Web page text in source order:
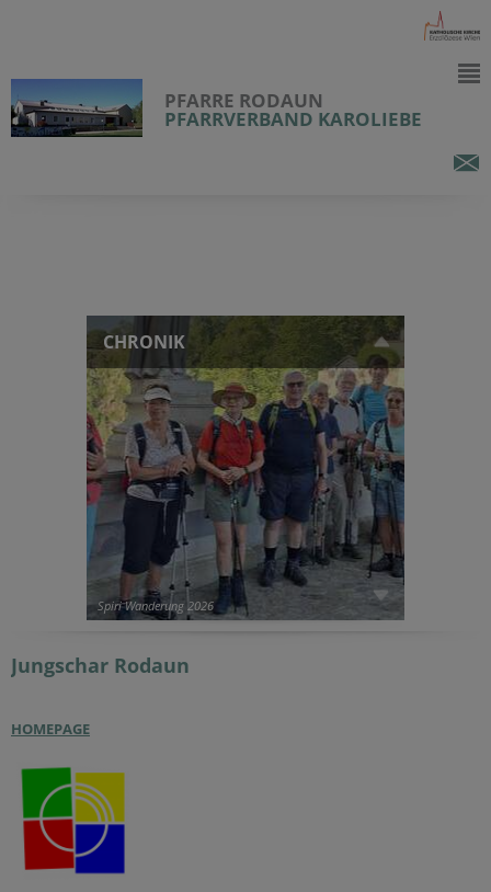
PFARRE RODAUN
PFARRVERBAND KAROLIEBE
CHRONIK
Spiri Wanderung 2026
Jungschar Rodaun
HOMEPAGE